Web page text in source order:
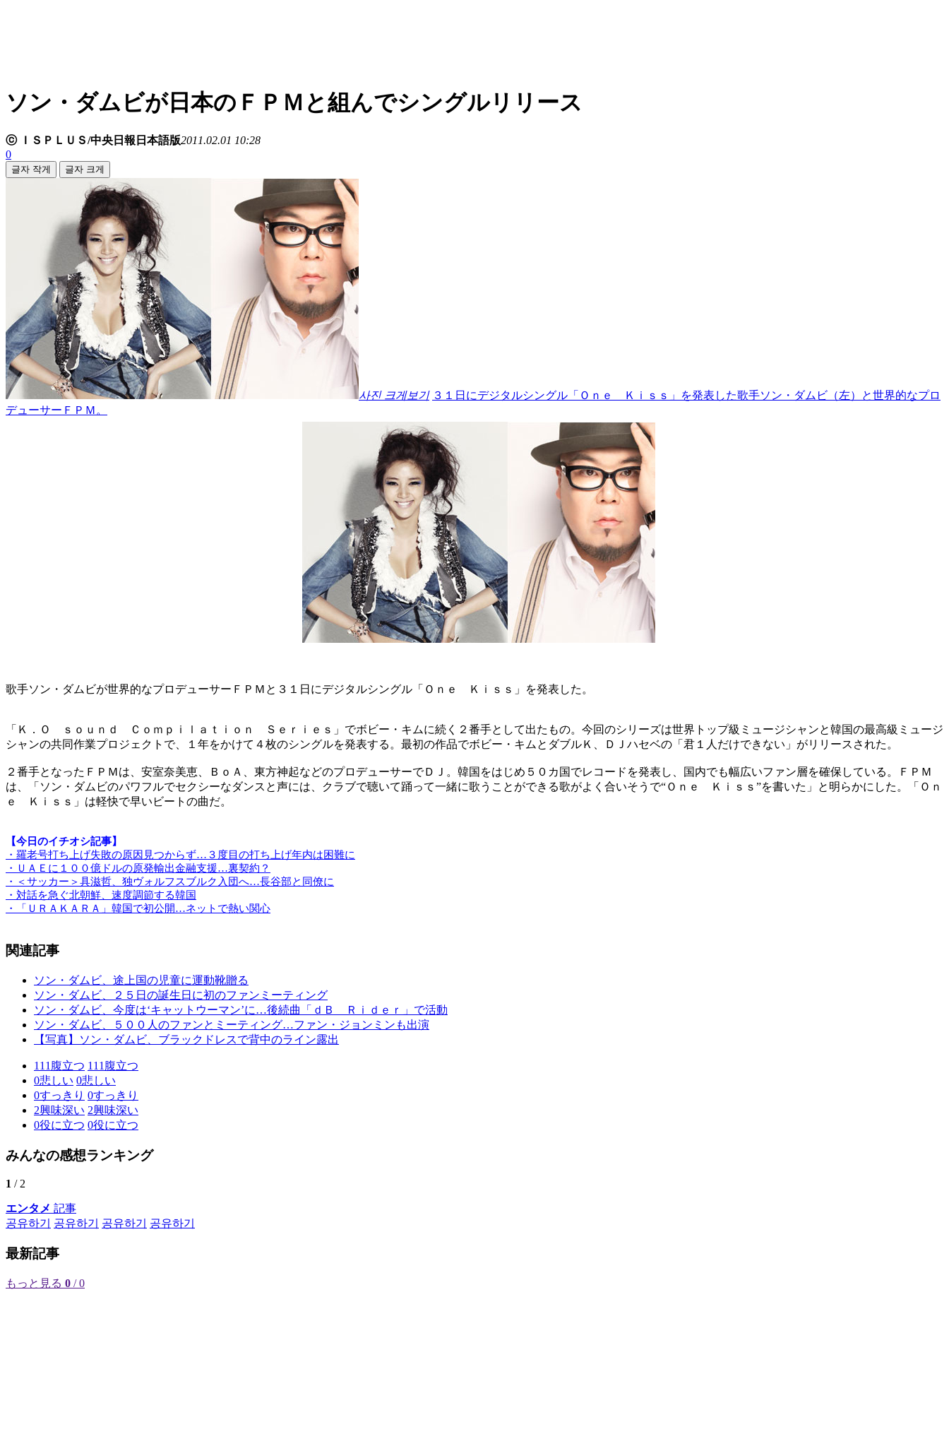
ソン・ダムビが日本のＦＰＭと組んでシングルリリース
ⓒ ＩＳＰＬＵＳ/中央日報日本語版2011.02.01 10:28
0
글자 작게 글자 크게
사진 크게보기 ３１日にデジタルシングル「Ｏｎｅ Ｋｉｓｓ」を発表した歌手ソン・ダムビ（左）と世界的なプロ
デューサーＦＰＭ。
歌手ソン・ダムビが世界的なプロデューサーＦＰＭと３１日にデジタルシングル「Ｏｎｅ Ｋｉｓｓ」を発表した。
「Ｋ．Ｏ ｓｏｕｎｄ Ｃｏｍｐｉｌａｔｉｏｎ Ｓｅｒｉｅｓ」でボビー・キムに続く２番手として出たもの。今回のシリーズは世界トップ級ミュージシャンと韓国の最高級ミュージ
シャンの共同作業プロジェクトで、１年をかけて４枚のシングルを発表する。最初の作品でボビー・キムとダブルＫ、ＤＪハセベの「君１人だけできない」がリリースされた。
２番手となったＦＰＭは、安室奈美恵、ＢｏＡ、東方神起などのプロデューサーでＤＪ。韓国をはじめ５０カ国でレコードを発表し、国内でも幅広いファン層を確保している。ＦＰＭ
は、「ソン・ダムビのパワフルでセクシーなダンスと声には、クラブで聴いて踊って一緒に歌うことができる歌がよく合いそうで“Ｏｎｅ Ｋｉｓｓ”を書いた」と明らかにした。「Ｏｎ
ｅ Ｋｉｓｓ」は軽快で早いビートの曲だ。
【今日のイチオシ記事】
・羅老号打ち上げ失敗の原因見つからず…３度目の打ち上げ年内は困難に
・ＵＡＥに１００億ドルの原発輸出金融支援…裏契約？
・＜サッカー＞具滋哲、独ヴォルフスブルク入団へ…長谷部と同僚に
・対話を急ぐ北朝鮮、速度調節する韓国
・「ＵＲＡＫＡＲＡ」韓国で初公開…ネットで熱い関心
関連記事
ソン・ダムビ、途上国の児童に運動靴贈る
ソン・ダムビ、２５日の誕生日に初のファンミーティング
ソン・ダムビ、今度は‘キャットウーマン’に…後続曲「ｄＢ Ｒｉｄｅｒ」で活動
ソン・ダムビ、５００人のファンとミーティング…ファン・ジョンミンも出演
【写真】ソン・ダムビ、ブラックドレスで背中のライン露出
111 腹立つ 111 腹立つ
0悲しい 0悲しい
0すっきり 0すっきり
2興味深い 2興味深い
0役に立つ 0役に立つ
みんなの感想ランキング
1 / 2
エンタメ 記事
공유하기
공유하기 공유하기 공유하기
最新記事
もっと見る 0 / 0